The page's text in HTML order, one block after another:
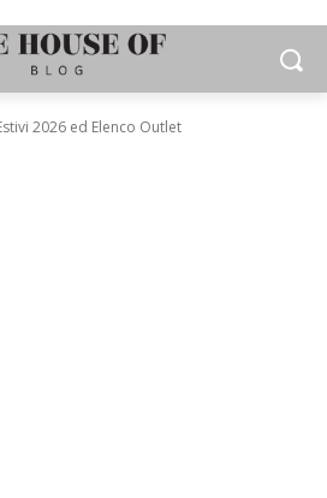
2026 ed Elenco Outlet